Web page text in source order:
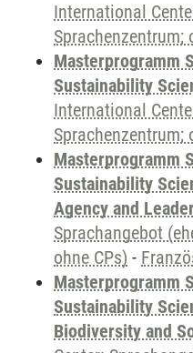
International
Sprachenzentrum;
Masterprogramm
Sustainability
International
Sprachenzentrum;
Masterprogramm
Sustainability
Agency and
Sprachangebot
ohne CPs) -
Masterprogramm
Sustainability
Biodiversity and